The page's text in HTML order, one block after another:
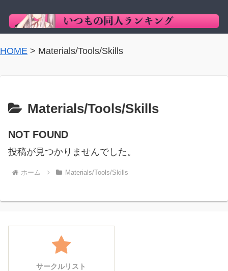
HOME > Materials/Tools/Skills
Materials/Tools/Skills
NOT FOUND
投稿が見つかりませんでした。
ホーム Materials/Tools/Skills
サークルリスト